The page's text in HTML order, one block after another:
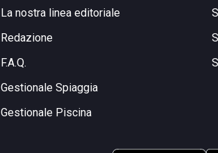
La nostra linea editoriale
Redazione
F.A.Q.
Gestionale Spiaggia
Gestionale Piscina